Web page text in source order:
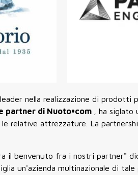
nella realizzazione di prodotti
partner di Nuoto•com
, ha
relative attrezzature. La
il benvenuto fra i nostri partner"
un'azienda multinazionale di